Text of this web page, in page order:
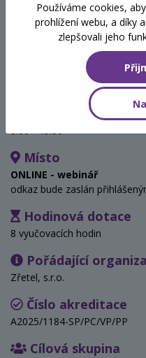
Řízení času
osobní vizi
8:00 - 15:30
Místo
ONLINE - webinář
odkaz bude zaslán
Hodinová dotace
8 vyučovacích hodin
Pořádající
Zřetel, s.r.o.
Číslo akreditace
A2025/1184-SP/PC/VP/PP
Cílová skupina
Používáme cookies,
prohlížení webu, a díky
zlepšovali jeho